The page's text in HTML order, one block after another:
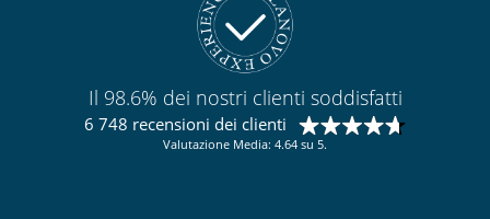
Il 98.6% dei nostri clienti soddisfatti
6 748 recensioni dei clienti
Valutazione Media: 4.64 su 5.